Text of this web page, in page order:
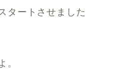
タートさせました
。